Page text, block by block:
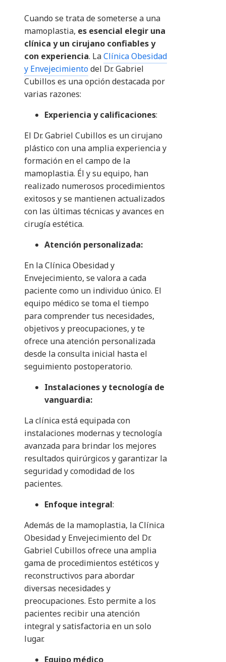
Cuando se trata de someterse a una
mamoplastia, es esencial elegir una
clínica y un cirujano confiables y
con experiencia. LaClínica Obesidad
y Envejecimientodel Dr. Gabriel
Cubillos es una opción destacada por
varias razones:
Experiencia y calificaciones:
El Dr. Gabriel Cubillos es un cirujano
plástico con una amplia experiencia y
formación en el campo de la
mamoplastia. Él y su equipo, han
realizado numerosos procedimientos
exitosos y se mantienen actualizados
con las últimas técnicas y avances en
cirugía estética.
Atención personalizada:
En la Clínica Obesidad y
Envejecimiento, se valora a cada
paciente como un individuo único. El
equipo médico se toma el tiempo
para comprender tus necesidades,
objetivos y preocupaciones, y te
ofrece una atención personalizada
desde la consulta inicial hasta el
seguimiento postoperatorio.
Instalaciones y tecnología de
vanguardia:
La clínica está equipada con
instalaciones modernas y tecnología
avanzada para brindar los mejores
resultados quirúrgicos y garantizar la
seguridad y comodidad de los
pacientes.
Enfoque integral:
Además de la mamoplastia, la Clínica
Obesidad y Envejecimiento del Dr.
Gabriel Cubillos ofrece una amplia
gama de procedimientos estéticos y
reconstructivos para abordar
diversas necesidades y
preocupaciones. Esto permite a los
pacientes recibir una atención
integral y satisfactoria en un solo
lugar.
Equipo médico